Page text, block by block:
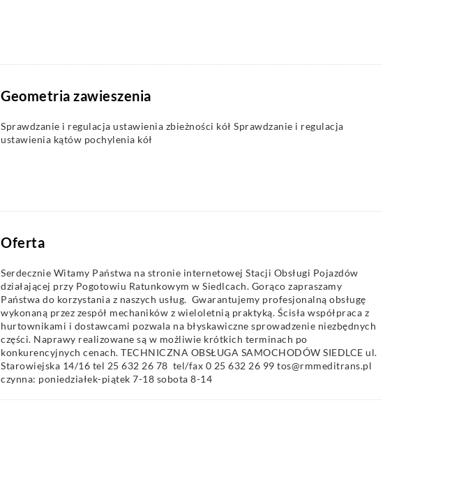
Geometria zawieszenia
Sprawdzanie i regulacja ustawienia zbieżności kół Sprawdzanie i regulacja
ustawienia kątów pochylenia kół
Oferta
Serdecznie Witamy Państwa na stronie internetowej Stacji Obsługi Pojazdów
działającej przy Pogotowiu Ratunkowym w Siedlcach. Gorąco zapraszamy
Państwa do korzystania z naszych usług. Gwarantujemy profesjonalną obsługę
wykonaną przez zespół mechaników z wieloletnią praktyką. Ścisła współpraca z
hurtownikami i dostawcami pozwala na błyskawiczne sprowadzenie niezbędnych
części. Naprawy realizowane są w możliwie krótkich terminach po
konkurencyjnych cenach. TECHNICZNA OBSŁUGA SAMOCHODÓW SIEDLCE ul.
Starowiejska 14/16 tel 25 632 26 78 tel/fax 0 25 632 26 99 tos@rmmeditrans.pl
czynna: poniedziałek-piątek 7-18 sobota 8-14